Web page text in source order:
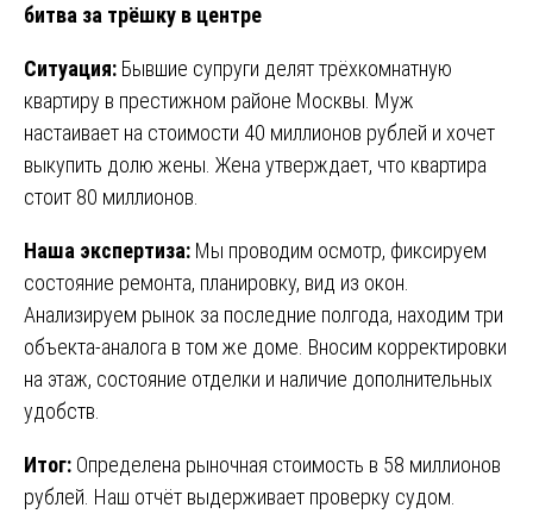
битва за трёшку в центре
Ситуация: Бывшие супруги делят трёхкомнатную
квартиру в престижном районе Москвы. Муж
настаивает на стоимости 40 миллионов рублей и хочет
выкупить долю жены. Жена утверждает, что квартира
стоит 80 миллионов.
Наша экспертиза: Мы проводим осмотр, фиксируем
состояние ремонта, планировку, вид из окон.
Анализируем рынок за последние полгода, находим три
объекта-аналога в том же доме. Вносим корректировки
на этаж, состояние отделки и наличие дополнительных
удобств.
Итог: Определена рыночная стоимость в 58 миллионов
рублей. Наш отчёт выдерживает проверку судом.